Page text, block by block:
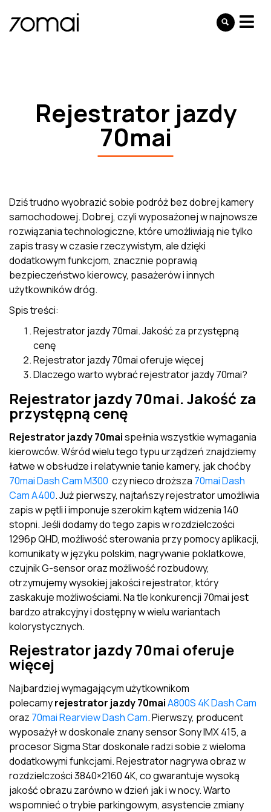
Rejestrator jazdy
70mai
Dziś trudno wyobrazić sobie podróż bez dobrej kamery
samochodowej. Dobrej, czyli wyposażonej w najnowsze
rozwiązania technologiczne, które umożliwiają nie tylko
zapis trasy w czasie rzeczywistym, ale dzięki
dodatkowym funkcjom, znacznie poprawią
bezpieczeństwo kierowcy, pasażerów i innych
użytkowników dróg.
Spis treści:
Rejestrator jazdy 70mai. Jakość za przystępną
cenę
Rejestrator jazdy 70mai oferuje więcej
Dlaczego warto wybrać rejestrator jazdy 70mai?
Rejestrator jazdy 70mai. Jakość za
przystępną cenę
Rejestrator jazdy 70maispełnia wszystkie wymagania
kierowców. Wśród wielu tego typu urządzeń znajdziemy
łatwe w obsłudze i relatywnie tanie kamery, jak choćby
70mai Dash Cam M300 czy nieco droższa 70mai Dash
Cam A400. Już pierwszy, najtańszy rejestrator umożliwia
zapis w pętli i imponuje szerokim kątem widzenia 140
stopni. Jeśli dodamy do tego zapis w rozdzielczości
1296p QHD, możliwość sterowania przy pomocy aplikacji,
komunikaty w języku polskim, nagrywanie poklatkowe,
czujnik G-sensor oraz możliwość rozbudowy,
otrzymujemy wysokiej jakości rejestrator, który
zaskakuje możliwościami. Na tle konkurencji 70mai jest
bardzo atrakcyjny i dostępny w wielu wariantach
kolorystycznych.
Rejestrator jazdy 70mai oferuje
więcej
Najbardziej wymagającym użytkownikom
polecamyrejestrator jazdy 70maiA800S 4K Dash Cam
oraz 70mai Rearview Dash Cam. Pierwszy, producent
wyposażył w doskonale znany sensor Sony IMX 415, a
procesor Sigma Star doskonale radzi sobie z wieloma
dodatkowymi funkcjami. Rejestrator nagrywa obraz w
rozdzielczości 3840×2160 4K, co gwarantuje wysoką
jakość obrazu zarówno w dzień jak i w nocy. Warto
wspomnieć o trybie parkingowym, asystencie zmiany